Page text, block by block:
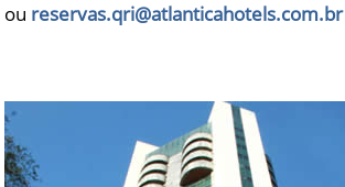
ou reservas.qri@atlanticahotels.com.br